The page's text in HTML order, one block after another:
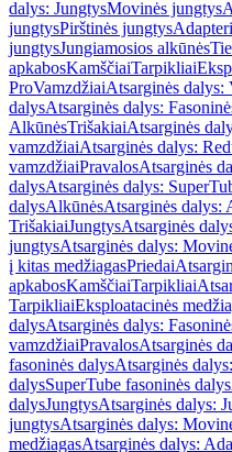
dalys: JungtysMovinės jungtys
jungtysPirštinės jungtys
jungtysJungiamosios alkūnės
apkabosKamščiaiTarpikliai
ProVamzdžiaiAtsarginės dalys:
dalysAtsarginės dalys:
AlkūnėsTrišakiaiAtsarginės
vamzdžiaiAtsarginės dalys:
vamzdžiaiPravalosAtsarginės
dalysAtsarginės dalys:
dalysAlkūnėsAtsarginės dalys:
TrišakiaiJungtysAtsarginės
jungtysAtsarginės dalys:
į kitas medžiagasPriedai
apkabosKamščiaiTarpikliai
TarpikliaiEksploatacinės
dalysAtsarginės dalys:
vamzdžiaiPravalosAtsarginės
fasoninės dalysAtsarginės
dalysSuperTube fasoninės dalys
dalysJungtysAtsarginės dalys:
jungtysAtsarginės dalys:
medžiagasAtsarginės dalys: